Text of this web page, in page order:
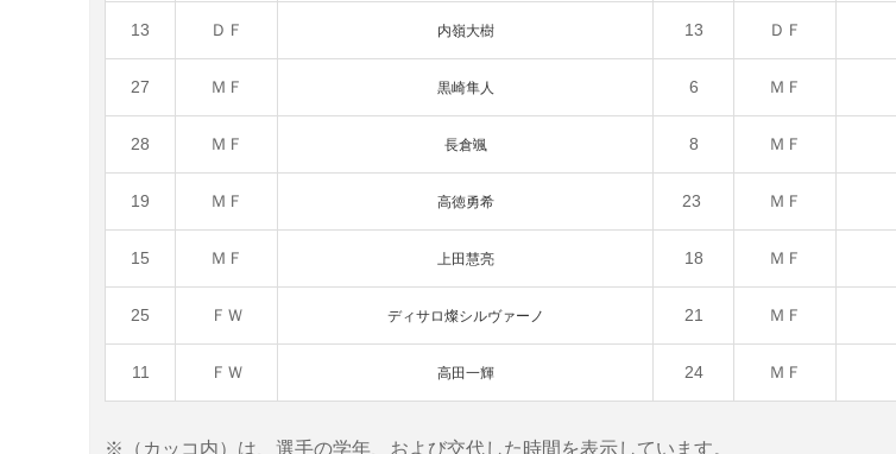
13 ＤＦ 内嶺大樹 13 ＤＦ
27 ＭＦ 黒崎隼人 6 ＭＦ
28 ＭＦ 長倉颯 8 ＭＦ
19 ＭＦ 高徳勇希 23 ＭＦ
15 ＭＦ 上田慧亮 18 ＭＦ
25 ＦＷ ディサロ燦シルヴァーノ 21 ＭＦ
11 ＦＷ 高田一輝 24 ＭＦ
※（カッコ内）は、選手の学年、および交代した時間を表示しています。